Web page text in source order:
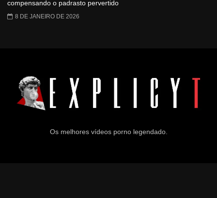
compensando o padrasto pervertido
8 DE JANEIRO DE 2026
Os melhores vídeos porno legendado.